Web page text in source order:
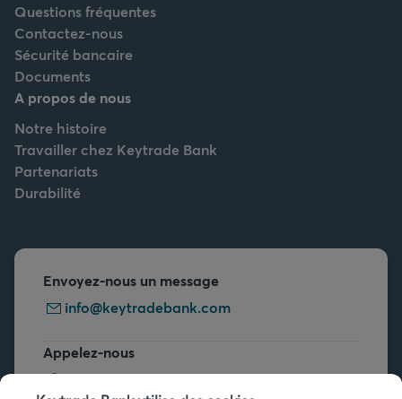
Questions fréquentes
Contactez-nous
Sécurité bancaire
Documents
A propos de nous
Notre histoire
Travailler chez Keytrade Bank
Partenariats
Durabilité
Envoyez-nous un message
info@keytradebank.com
Appelez-nous
+32 2 679 90 00